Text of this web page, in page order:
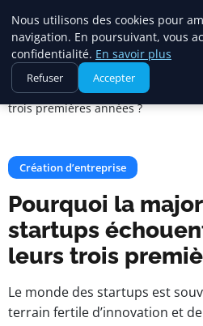
Maadi Gazette
Accueil
Création d’entreprise
Pourquoi la majorité des startups
trois premières années ?
Création d’entreprise
Pourquoi la
startups
leurs trois
Le monde des startups est
terrain fertile d’innovation et
Nous utilisons des cookies pour
navigation. En poursuivant, vous
confidentialité. En savoir plus
Refuser Accepter